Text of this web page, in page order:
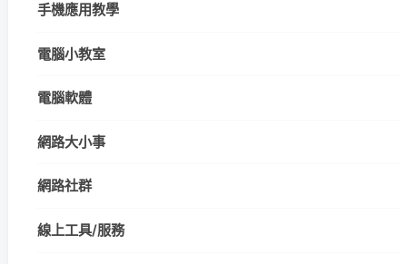
手機應用教學
電腦小教室
電腦軟體
網路大小事
網路社群
線上工具/服務